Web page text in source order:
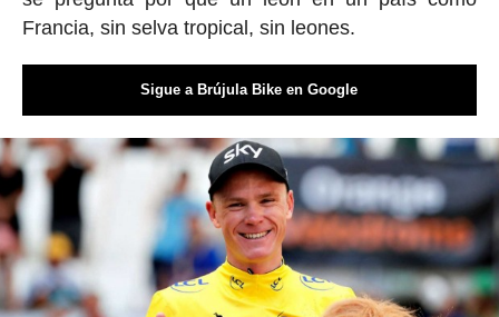
Francia, sin selva tropical, sin leones.
Sigue a Brújula Bike en Google